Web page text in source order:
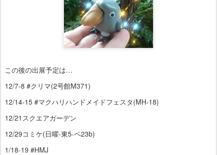
この後の出展予定は…
12/7-8 #クリマ(2号館M371)
12/14-15 #マクハリハンドメイドフェスタ(MH-18)
12/21スクエアガーデン
12/29コミケ(日曜-東5-ペ23b)
1/18-19 #HMJ